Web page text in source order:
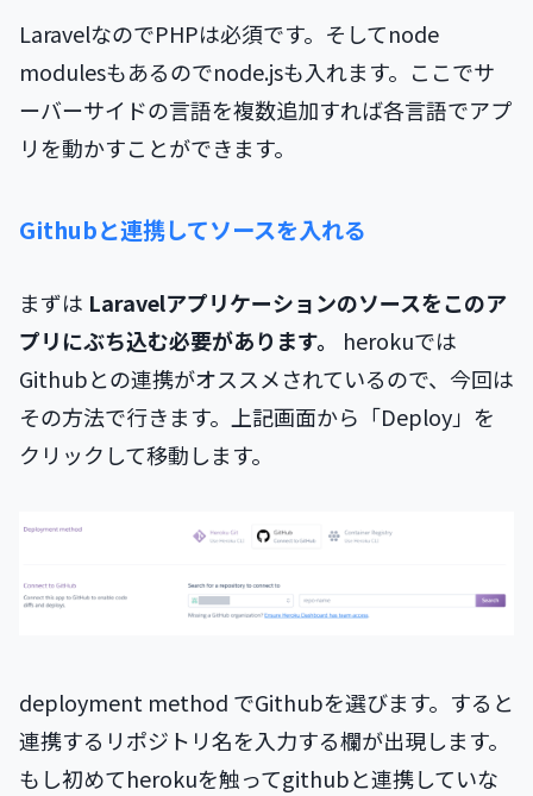
LaravelなのでPHPは必須です。そしてnode
modulesもあるのでnode.jsも入れます。ここでサ
ーバーサイドの言語を複数追加すれば各言語でアプ
リを動かすことができます。
Githubと連携してソースを入れる
まずは Laravelアプリケーションのソースをこのア
プリにぶち込む必要があります。
herokuでは
Githubとの連携がオススメされているので、今回は
その方法で行きます。上記画面から「Deploy」を
クリックして移動します。
deployment method でGithubを選びます。すると
連携するリポジトリ名を入力する欄が出現します。
もし初めてherokuを触ってgithubと連携していな